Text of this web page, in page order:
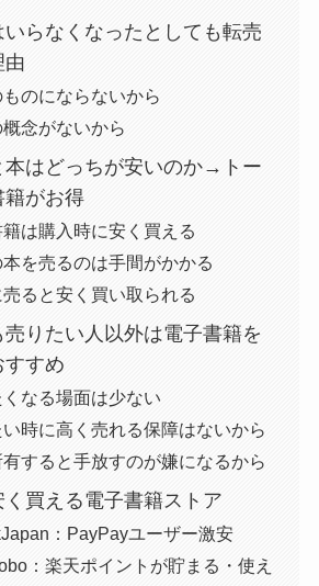
いらなくなったとしても転売
由
ものにならないから
念がないから
本はどっちが安いのか→トー
籍がお得
は購入時に安く買える
を売るのは手間がかかる
ると安く買い取られる
売りたい人以外は電子書籍を
すすめ
なる場面は少ない
時に高く売れる保障はないから
すると手放すのが嫌になるから
買える電子書籍ストア
：PayPayユーザー激安
：楽天ポイントが貯まる・使え